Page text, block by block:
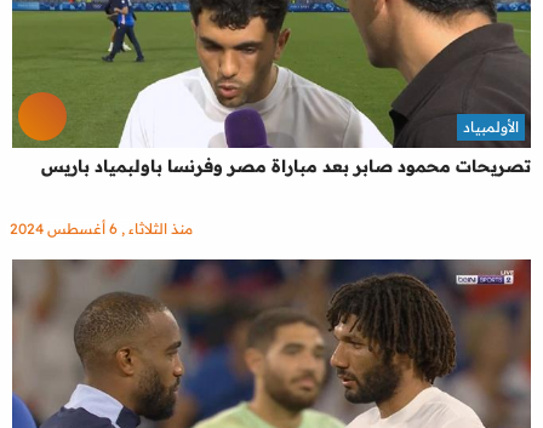
تصريحات محمود صابر بعد مباراة مصر وفرنسا باولبمياد باريس
الأولمبياد
منذ الثلاثاء , 6 أغسطس 2024